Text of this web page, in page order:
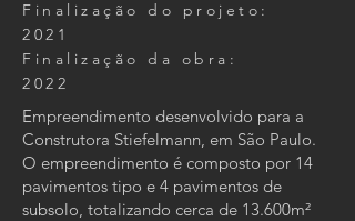
Finalização do projeto:
2021
Finalização da obra:
2022
Empreendimento desenvolvido para a
Construtora Stiefelmann, em São Paulo.
O empreendimento é composto por 14
pavimentos tipo e 4 pavimentos de
subsolo, totalizando cerca de 13.600m²